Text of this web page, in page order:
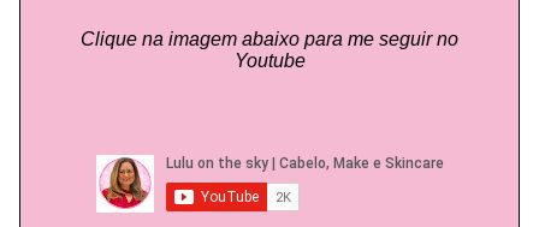
Clique na imagem abaixo para me seguir no
Youtube